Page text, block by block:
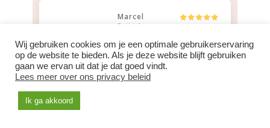
Marcel
Reiki 1,
Sandra, ik wil je nogmaals heel erg bedanken
voor de ontzettend mooie en waardevolle
reiki 1 cursus.
Je geeft deze cursus met zoveel rust, passie
Wij gebruiken cookies om je een optimale gebruikerservaring
op de website te bieden. Als je deze website blijft gebruiken
gaan we ervan uit dat je dat goed vindt.
Lees meer over ons privacy beleid
Ik ga akkoord